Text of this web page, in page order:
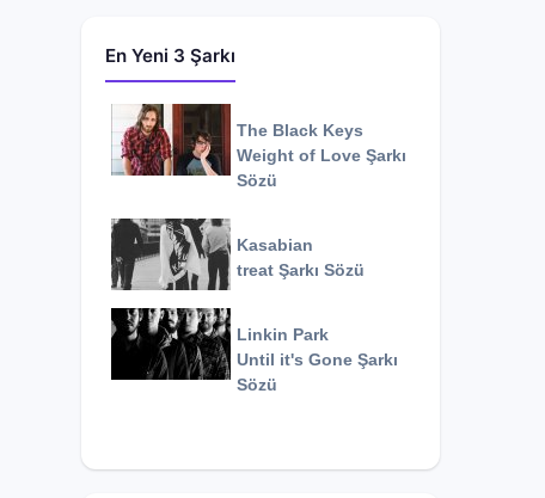
En Yeni 3 Şarkı
The Black Keys
Weight of Love Şarkı
Sözü
Kasabian
treat Şarkı Sözü
Linkin Park
Until it's Gone Şarkı
Sözü